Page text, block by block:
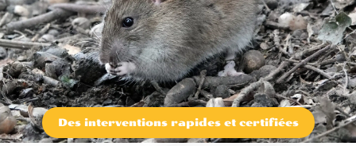
Des interventions rapides et certifiées